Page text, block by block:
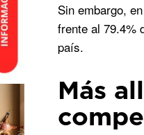
Sin embargo,
frente al 79.4%
país.
Más